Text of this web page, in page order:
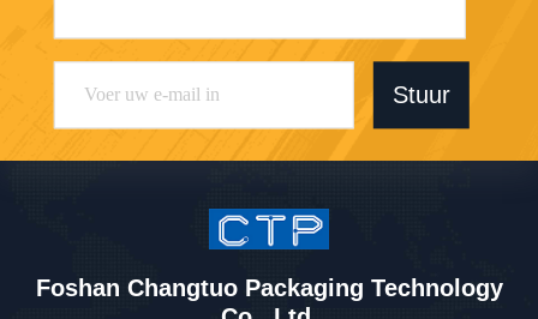
Stuur
Foshan Changtuo Packaging Technology